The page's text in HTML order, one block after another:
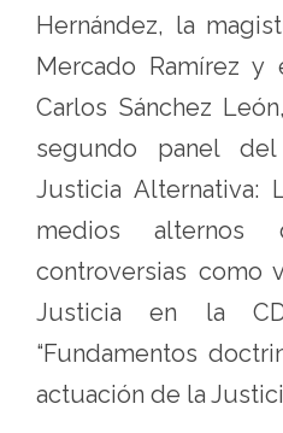
Hernández, la
Mercado Ramírez y
Carlos Sánchez
segundo panel del
Justicia Alternativa:
medios
controversias como
Justicia en la
“Fundamentos
actuación de la